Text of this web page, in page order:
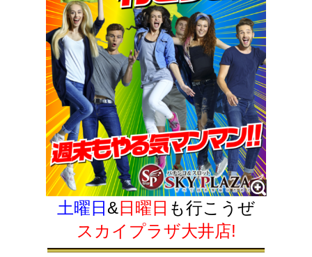
土曜日 &日曜日 も行こうぜ
スカイプラザ大井店!